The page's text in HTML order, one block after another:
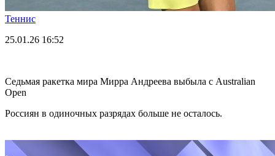
Теннис
25.01.26 16:52
Седьмая ракетка мира Мирра Андреева выбыла с Australian
Open
Россиян в одиночных разрядах больше не осталось.